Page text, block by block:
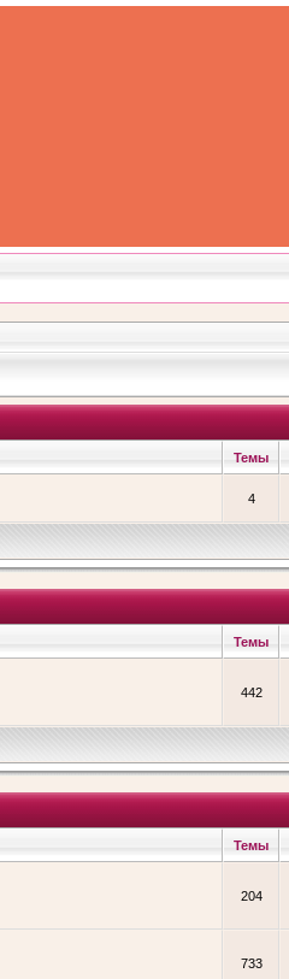
Темы
4
Темы
442
Темы
204
733